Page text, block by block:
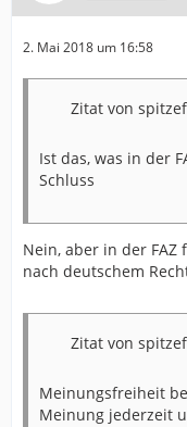
2. Mai 2018 um 16:58
Zitat von
Ist das, was in der
Schluss
Nein, aber in der
nach deutschem
Zitat von
Meinungsfreiheit
Meinung jederzeit